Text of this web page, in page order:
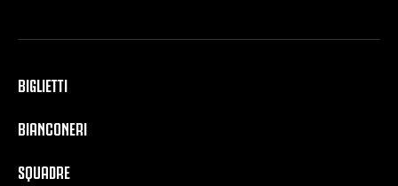
BIGLIETTI
BIANCONERI
SQUADRE